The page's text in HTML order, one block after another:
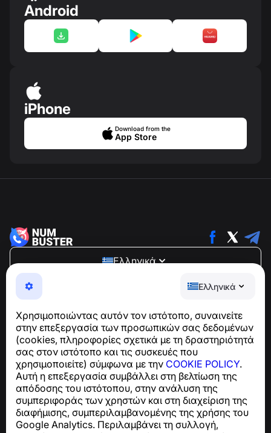
Ελληνικά
Χρησιμοποιώντας αυτόν τον ιστότοπο, συναινείτε
στην επεξεργασία των προσωπικών σας δεδομένων
(cookies, πληροφορίες σχετικά με τη δραστηριότητά
σας στον ιστότοπο και τις συσκευές που
χρησιμοποιείτε) σύμφωνα με την COOKIE POLICY.
Αυτή η επεξεργασία συμβάλλει στη βελτίωση της
απόδοσης του ιστότοπου, στην ανάλυση της
συμπεριφοράς των χρηστών και στη διαχείριση της
διαφήμισης, συμπεριλαμβανομένης της χρήσης του
Google Analytics. Περιλαμβάνει τη συλλογή,
Android
iPhone
Download from the
App Store
Ελληνικά
NumBuster © 2013—2026 ·
support@numbuster.com
Μια εύχρηστη εφαρμογή που σας προστατεύει από
Για ερωτήσεις σχετικά με τη συμμόρφωση με το GDPR:
support@numbuster.com
Κέντρο βοήθειας
Ειδήσεις και Άρθρα
Σχετικά με το έργο
Επαφές